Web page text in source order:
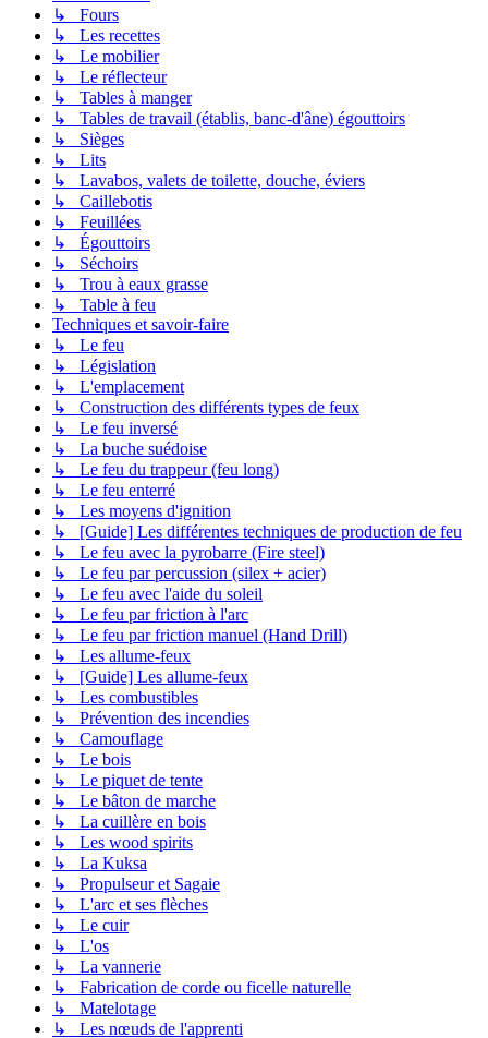
↳ Fours
↳ Les recettes
↳ Le mobilier
↳ Le réflecteur
↳ Tables à manger
↳ Tables de travail (établis, banc-d'âne) égouttoirs
↳ Sièges
↳ Lits
↳ Lavabos, valets de toilette, douche, éviers
↳ Caillebotis
↳ Feuillées
↳ Égouttoirs
↳ Séchoirs
↳ Trou à eaux grasse
↳ Table à feu
Techniques et savoir-faire
↳ Le feu
↳ Législation
↳ L'emplacement
↳ Construction des différents types de feux
↳ Le feu inversé
↳ La buche suédoise
↳ Le feu du trappeur (feu long)
↳ Le feu enterré
↳ Les moyens d'ignition
↳ [Guide] Les différentes techniques de production de feu
↳ Le feu avec la pyrobarre (Fire steel)
↳ Le feu par percussion (silex + acier)
↳ Le feu avec l'aide du soleil
↳ Le feu par friction à l'arc
↳ Le feu par friction manuel (Hand Drill)
↳ Les allume-feux
↳ [Guide] Les allume-feux
↳ Les combustibles
↳ Prévention des incendies
↳ Camouflage
↳ Le bois
↳ Le piquet de tente
↳ Le bâton de marche
↳ La cuillère en bois
↳ Les wood spirits
↳ La Kuksa
↳ Propulseur et Sagaie
↳ L'arc et ses flèches
↳ Le cuir
↳ L'os
↳ La vannerie
↳ Fabrication de corde ou ficelle naturelle
↳ Matelotage
↳ Les nœuds de l'apprenti